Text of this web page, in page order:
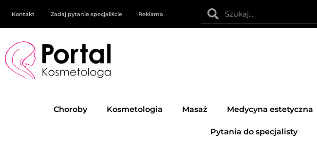
Kontakt Zadaj pytanie specjaliście Reklama
Choroby Kosmetologia Masaż Medycyna estetyczna
Pytania do specjalisty